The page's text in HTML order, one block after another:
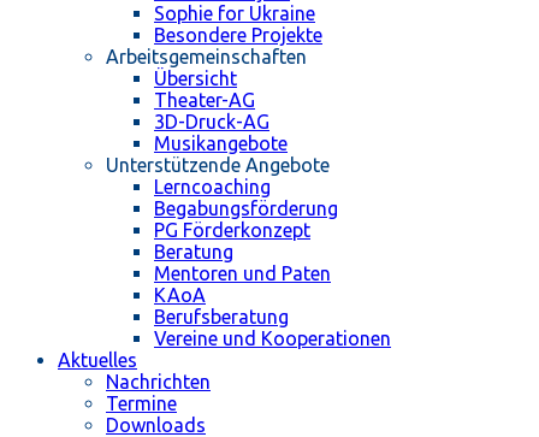
Sophie for Ukraine
Besondere Projekte
Arbeitsgemeinschaften
Übersicht
Theater-AG
3D-Druck-AG
Musikangebote
Unterstützende Angebote
Lerncoaching
Begabungsförderung
PG Förderkonzept
Beratung
Mentoren und Paten
KAoA
Berufsberatung
Vereine und Kooperationen
Aktuelles
Nachrichten
Termine
Downloads